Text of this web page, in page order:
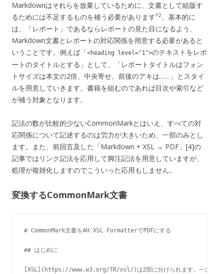
Markdownはそれらを放棄しているために、文書として組版す
るためには不足するものを補う必要があります*2。基本的に
は、「レポート」であるならレポートの見た目になるよう、
Markdown文書とレポートの対応関係を用意する必要があると
いうことです。例えば「<heading level="1">のテキストをレポ
ートのタイトルとする」として、「レポートタイトルはフォン
トサイズは本文の2倍、中央寄せ、前後のアキは……」とスタイ
ルを用意していきます。書籍を組むのであれば目次や索引など
が補う対象となります。
記法の数が比較的少ないCommonMarkとはいえ、すべての対
応関係について記述するのは労力が大きいため、一部のみとし
ます。また、前回言及した「Markdown + XSL → PDF」[4]の
記事ではリンク記法を応用して脚注記法を用意していますが、
処理が複雑化しますのでこういった応用もしません。
変換するCommonMark文書
# CommonMark文書をAH XSL FormatterでPDFにする
## はじめに
[XSL](https://www.w3.org/TR/xsl/)は2部に分けられます。一方はス